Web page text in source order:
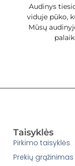
Audinys
viduje pūko,
Mūsų
Taisyklės
Pirkimo taisyklės
Prekių grąžinimas